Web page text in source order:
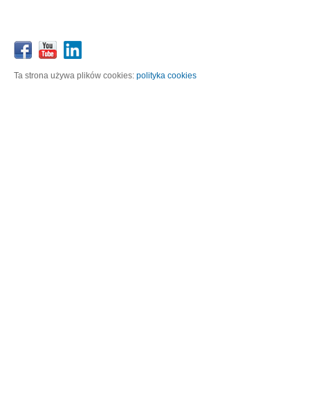
Ta strona używa plików cookies: polityka cookies